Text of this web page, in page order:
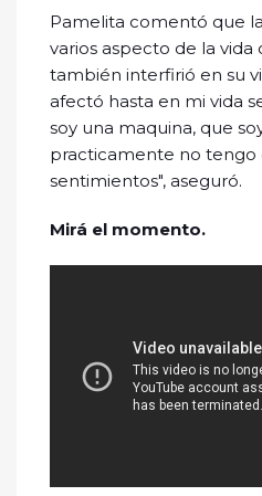
Pamelita comentó que
varios aspecto de la
también interfirió en su
afectó hasta en mi vida
soy una maquina, que
practicamente no tengo
sentimientos", aseguró.
Mirá el momento.